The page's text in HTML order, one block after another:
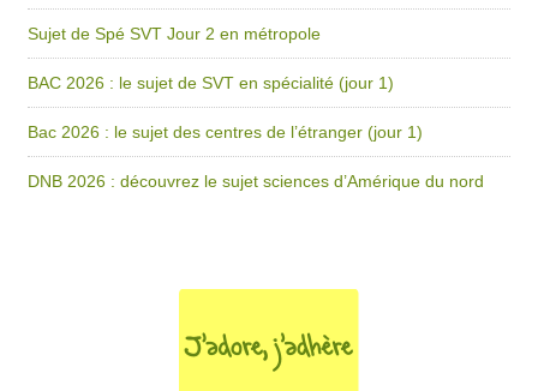
Sujet de Spé SVT Jour 2 en métropole
BAC 2026 : le sujet de SVT en spécialité (jour 1)
Bac 2026 : le sujet des centres de l’étranger (jour 1)
DNB 2026 : découvrez le sujet sciences d’Amérique du nord